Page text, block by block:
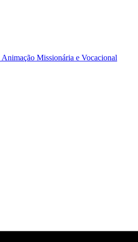
Animação Missionária e Vocacional